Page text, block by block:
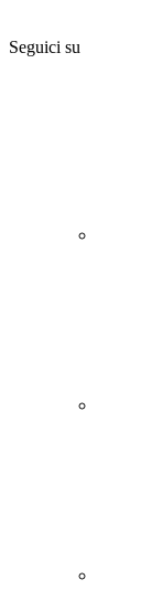
Seguici su